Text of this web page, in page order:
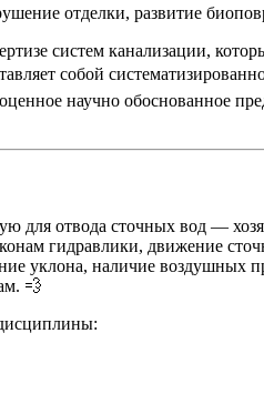
отделки, развитие
систем канализации,
собой
научно обоснованное
для отвода сточных вод —
гидравлики, движение
уклона, наличие воздушных
💨